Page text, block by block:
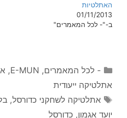
האתלטיות
01/11/2013
ב-"- לכל המאמרים"
קטגוריות
- לכל המאמרים,
E-MUN
,
אתלטיקה ייעודית
תגיות
אתלטיקה לשחקני כדורסל,
יועד אגמון, כדורסל